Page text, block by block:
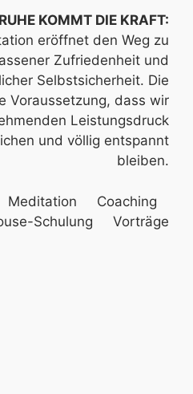
KOMMT DIE KRAFT:
eröffnet den Weg zu
Zufriedenheit und
Selbstsicherheit. Die
Voraussetzung, dass wir
Leistungsdruck
und völlig entspannt
bleiben.
Meditation Coaching
Schulung Vorträge